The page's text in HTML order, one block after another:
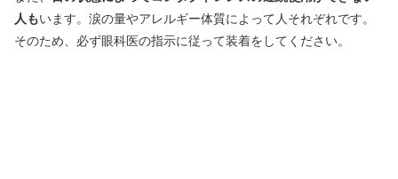
人もいます。涙の量やアレルギー体質によって人それぞれです。
そのため、必ず眼科医の指示に従って装着をしてください。